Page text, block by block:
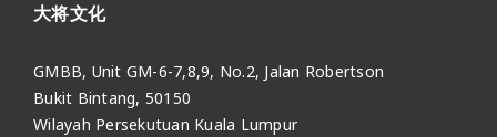
大将文化
GMBB, Unit GM-6-7,8,9, No.2, Jalan Robertson
Bukit Bintang, 50150
Wilayah Persekutuan Kuala Lumpur